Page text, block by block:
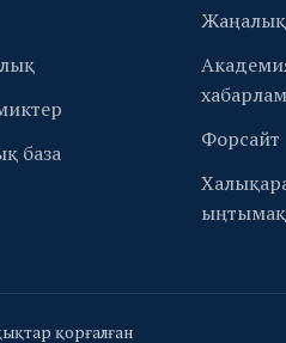
база
Форсайт
қорғалған